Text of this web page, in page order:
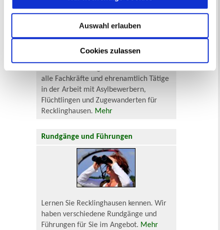
Cookies zulassen
Auswahl erlauben
alle Fachkräfte und ehrenamtlich Tätige
in der Arbeit mit Asylbewerbern,
Flüchtlingen und Zugewanderten für
Recklinghausen. Mehr
Rundgänge und Führungen
Lernen Sie Recklinghausen kennen. Wir
haben verschiedene Rundgänge und
Führungen für Sie im Angebot. Mehr